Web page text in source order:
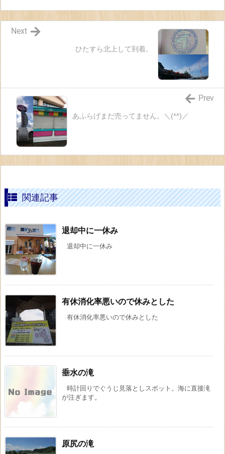
ひたすら北上して到着。
Next
あふらげまだ売ってません。＼(^^)／
Prev
関連記事
退却中に一休み
退却中に一休み
有休消化率悪いので休みとした
有休消化率悪いので休みとした
垂水の滝
時計回りでぐうじ見落としスポット。海に直接滝
が注ぎます。
原尻の滝